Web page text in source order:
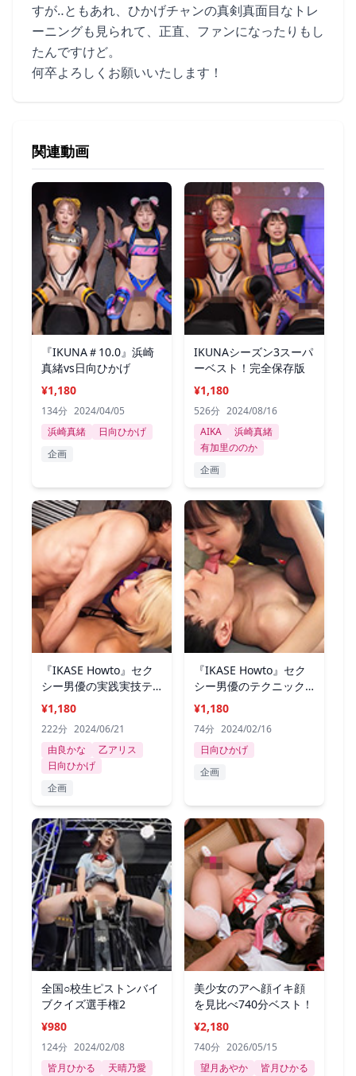
すが‥ともあれ、ひかげチャンの真剣真面目なトレ
ーニングも見られて、正直、ファンになったりもし
たんですけど。
何卒よろしくお願いいたします！
関連動画
『IKUNA＃10.0』浜崎
真緒vs日向ひかげ
¥1,180
134分 2024/04/05
浜崎真緒
日向ひかげ
企画
IKUNAシーズン3スーパ
ーベスト！完全保存版
¥1,180
526分 2024/08/16
AIKA
浜崎真緒
有加里ののか
企画
『IKASE Howto』セク
シー男優の実践実技テ
クニックSP
¥1,180
222分 2024/06/21
由良かな
乙アリス
日向ひかげ
企画
『IKASE Howto』セク
シー男優のテクニック
vs日向ひかげ
¥1,180
74分 2024/02/16
日向ひかげ
企画
全国○校生ピストンバイ
ブクイズ選手権2
¥980
124分 2024/02/08
皆月ひかる
天晴乃愛
美少女のアヘ顔イキ顔
を見比べ740分ベスト！
¥2,180
740分 2026/05/15
望月あやか
皆月ひかる